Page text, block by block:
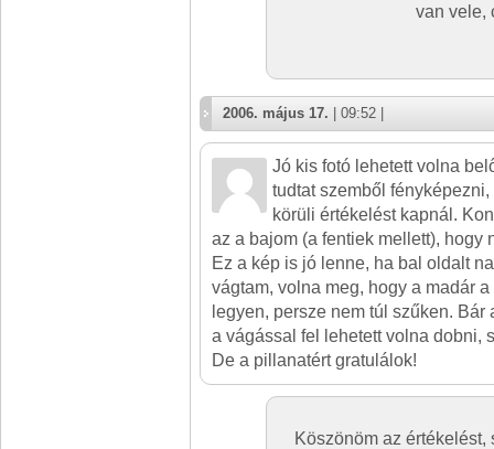
van vele,
2006. május 17. | 09:52 |
Jó kis fotó lehetett volna
tudtat szemből
körüli értékelést kapnál.
az a bajom (a fentiek mellett), hogy
Ez a kép is jó lenne, ha bal oldalt
vágtam, volna meg, hogy a madár
legyen, persze nem túl szűken.
a vágással fel lehetett volna dobni,
De a pillanatért gratulálok!
Köszönöm az